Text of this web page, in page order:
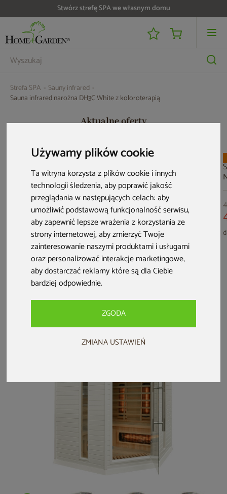
Używamy plików cookie
Ta witryna korzysta z plików cookie i innych
technologii śledzenia, aby poprawić jakość
przeglądania w następujących celach:aby
umożliwić podstawową funkcjonalność serwisu,
aby zapewnić lepsze wrażenia z korzystania ze
strony internetowej,aby zmierzyć Twoje
zainteresowanie naszymi produktami i usługami
oraz personalizować interakcje marketingowe,
aby dostarczać reklamy które są dla Ciebie
bardziej odpowiednie.
ZGODA
ZMIANA USTAWIEŃ
Do 25 000 zł zwrotu na kartę i raty RRSO 0%
Strefa SPA
Sauny infrared
Sauna infrared narożna DH3C White z koloroterapią
Aktualne oferty
Sauna fińska
Nordum Solea 2-
osobowa naturalna
5 999 zł
5 699 zł
darmowa dostawa
PRZE-KORZYSTNIE
Sauna infrared
narożna Nordum
Basic 2-osobowa
naturalna
5 999 zł
5 699 zł
darmowa dostawa
PRZE-KORZYSTNIE
Sauna fińska
narożna Nordum
Pure One 3-
osobowa naturalna
7 999 zł
darmowa dostawa
PRZE-KORZYSTNIE